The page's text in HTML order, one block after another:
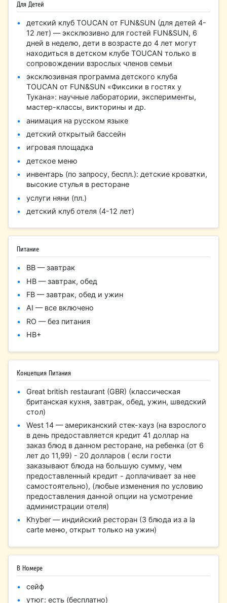
Для Детей
детский клуб TOUCAN от FUN&SUN (для детей 4-
12 лет) — эксклюзивно для гостей FUN&SUN, 6
дней в неделю, дети в возрасте до 4 лет могут
находиться в детском клубе TOUCAN только в
сопровождении взрослых членов семьи
эксклюзивная программа детского клуба
TOUCAN от FUN&SUN «Фиксики в гостях у
Тукана»: научные лаборатории, эксперименты,
мастер-классы, викторины и др.
анимация на русском языке
детский открытый бассейн
игровая площадка
детское меню
инвентарь (по запросу, беспл.): детские кроватки,
высокие стулья в ресторане
услуги няни (пл.)
детский клуб отеля (4-12 лет)
Питание
BB — завтрак
HB — завтрак, обед
FB — завтрак, обед и ужин
AI — все включено
RO — без питания
HB+
Концепция Питания
​Great british restaurant (GBR) (классическая
британская кухня, завтрак, обед, ужин, шведский
стол)
West 14 — американский стек-хауз (на взрослого
в день предоставляется кредит 41 доллар на
заказ блюд в данном ресторане, на ребенка (от 6
лет до 11,99) - 20 долларов ( если гости
заказывают блюда на большую сумму, чем
предоставленный кредит - доплачивает за нее
самостоятельно), (любые изменения по условию
предоставления данной опции на усмотрение
администрации отеля)
Khyber — индийский ресторан (3 блюда из a la
carte меню, открыт только на ужин)
В Номере
сейф
утюг: есть (бесплатно)